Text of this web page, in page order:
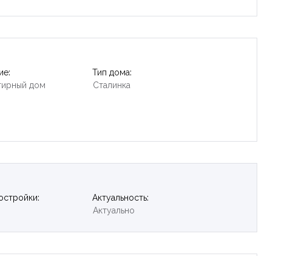
дом
Тип дома:
Сталинка
Актуальность:
Актуально